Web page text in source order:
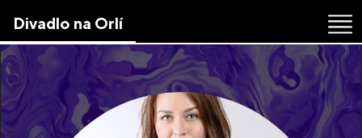
the
content
↷
Divadlo na Orlí